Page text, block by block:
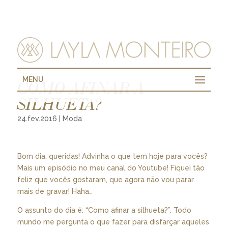
MENU
COMO AFINAR A
SILHUETA?
24.fev.2016 Moda
Bom dia, queridas! Advinha o que tem hoje para vocês?
Mais um episódio no meu canal do Youtube! Fiquei tão
feliz que vocês gostaram, que agora não vou parar
mais de gravar! Haha…
O assunto do dia é: “Como afinar a silhueta?”. Todo
mundo me pergunta o que fazer para disfarçar aqueles